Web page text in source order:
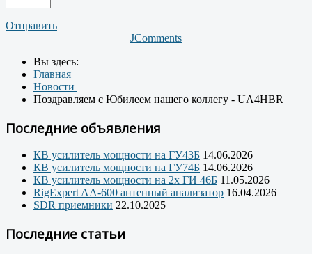
Отправить
JComments
Вы здесь:
Главная
Новости
Поздравляем с Юбилеем нашего коллегу - UA4HBR
Последние объявления
КВ усилитель мощности на ГУ43Б 14.06.2026
КВ усилитель мощности на ГУ74Б 14.06.2026
КВ усилитель мощности на 2х ГИ 46Б 11.05.2026
RigExpert AA-600 антенный анализатор 16.04.2026
SDR приемники 22.10.2025
Последние статьи